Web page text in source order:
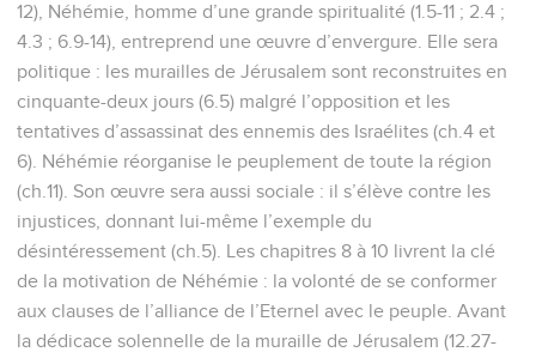
12), Néhémie, homme d’une grande spiritualité (1.5-11 ; 2.4 ;
4.3 ; 6.9-14), entreprend une œuvre d’envergure. Elle sera
politique : les murailles de Jérusalem sont reconstruites en
cinquante-deux jours (6.5) malgré l’opposition et les
tentatives d’assassinat des ennemis des Israélites (ch.4 et
6). Néhémie réorganise le peuplement de toute la région
(ch.11). Son œuvre sera aussi sociale : il s’élève contre les
injustices, donnant lui-même l’exemple du
désintéressement (ch.5). Les chapitres 8 à 10 livrent la clé
de la motivation de Néhémie : la volonté de se conformer
aux clauses de l’alliance de l’Eternel avec le peuple. Avant
la dédicace solennelle de la muraille de Jérusalem (12.27-